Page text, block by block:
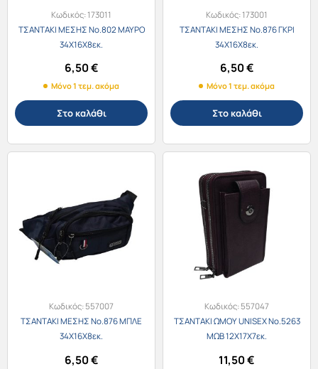
Κωδικός:173011
ΤΣΑΝΤΑΚΙ ΜΕΣΗΣ Νο.802 ΜΑΥΡΟ
34Χ16Χ8εκ.
6,50€
Μόνο 1 τεμ. ακόμα
Στο καλάθι
Κωδικός:173001
ΤΣΑΝΤΑΚΙ ΜΕΣΗΣ Νο.876 ΓΚΡΙ
34Χ16Χ8εκ.
6,50€
Μόνο 1 τεμ. ακόμα
Στο καλάθι
Κωδικός:557007
ΤΣΑΝΤΑΚΙ ΜΕΣΗΣ Νο.876 ΜΠΛΕ
34Χ16Χ8εκ.
6,50€
Κωδικός:557047
ΤΣΑΝΤΑΚΙ ΩΜΟΥ UNISEX Νο.5263
ΜΩΒ 12Χ17Χ7εκ.
11,50€